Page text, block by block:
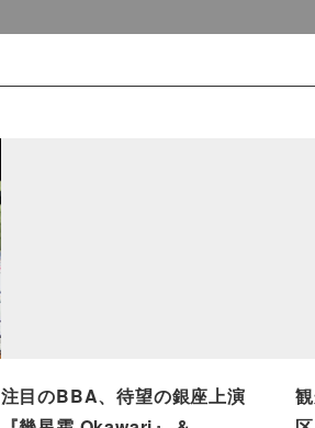
注目のBBA、待望の銀座上演